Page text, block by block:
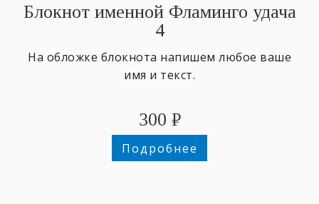
Блокнот именной Фламинго удача
4
На обложке блокнота напишем любое ваше
имя и текст.
300 ₽
Подробнее